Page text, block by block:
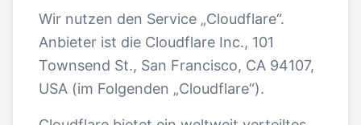
Wir nutzen den Service „Cloudflare“.
Anbieter ist die Cloudflare Inc., 101
Townsend St., San Francisco, CA 94107,
USA (im Folgenden „Cloudflare“).